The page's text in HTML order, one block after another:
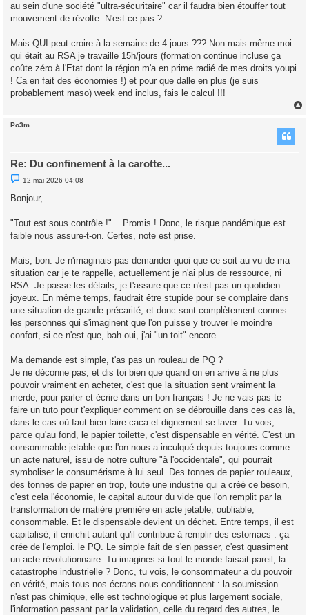
au sein d'une société "ultra-sécuritaire" car il faudra bien étouffer tout
mouvement de révolte. N'est ce pas ?
Mais QUI peut croire à la semaine de 4 jours ??? Non mais même moi
qui était au RSA je travaille 15h/jours (formation continue incluse ça
coûte zéro à l'Etat dont la région m'a en prime radié de mes droits youpi
! Ca en fait des économies !) et pour que dalle en plus (je suis
probablement maso) week end inclus, fais le calcul !!!
Po3m
Re: Du confinement à la carotte...
M
e
s
e
n
l
12 mai 2026 04:08
Bonjour,
"Tout est sous contrôle !"... Promis ! Donc, le risque pandémique est
faible nous assure-t-on. Certes, note est prise.
Mais, bon. Je n'imaginais pas demander quoi que ce soit au vu de ma
situation car je te rappelle, actuellement je n'ai plus de ressource, ni
RSA. Je passe les détails, je t'assure que ce n'est pas un quotidien
joyeux. En même temps, faudrait être stupide pour se complaire dans
une situation de grande précarité, et donc sont complètement connes
les personnes qui s'imaginent que l'on puisse y trouver le moindre
confort, si ce n'est que, bah oui, j'ai "un toit" encore.
Ma demande est simple, t'as pas un rouleau de PQ ?
Je ne déconne pas, et dis toi bien que quand on en arrive à ne plus
pouvoir vraiment en acheter, c'est que la situation sent vraiment la
merde, pour parler et écrire dans un bon français ! Je ne vais pas te
faire un tuto pour t'expliquer comment on se débrouille dans ces cas là,
dans le cas où faut bien faire caca et dignement se laver. Tu vois,
parce qu'au fond, le papier toilette, c'est dispensable en vérité. C'est un
consommable jetable que l'on nous a inculqué depuis toujours comme
un acte naturel, issu de notre culture "à l'occidentale", qui pourrait
symboliser le consumérisme à lui seul. Des tonnes de papier rouleaux,
des tonnes de papier en trop, toute une industrie qui a créé ce besoin,
c'est cela l'économie, le capital autour du vide que l'on remplit par la
transformation de matière première en acte jetable, oubliable,
consommable. Et le dispensable devient un déchet. Entre temps, il est
capitalisé, il enrichit autant qu'il contribue à remplir des estomacs : ça
crée de l'emploi. le PQ. Le simple fait de s'en passer, c'est quasiment
un acte révolutionnaire. Tu imagines si tout le monde faisait pareil, la
catastrophe industrielle ? Donc, tu vois, le consommateur a du pouvoir
en vérité, mais tous nos écrans nous conditionnent : la soumission
n'est pas chimique, elle est technologique et plus largement sociale,
l'information passant par la validation, celle du regard des autres, le